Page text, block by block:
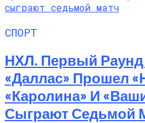
СПОРТ
НХЛ. Первый
«Даллас» Прошел
«Каролина» И
Сыграют Седьмой